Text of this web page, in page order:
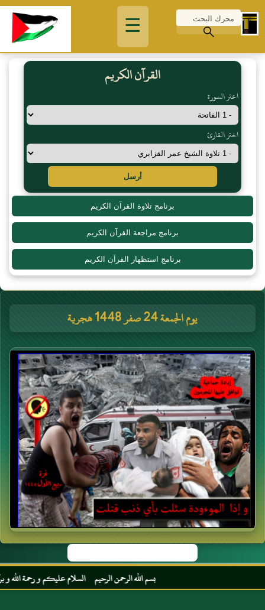
☰
القرآن الكريم
اختر السورة
اختر القارئ
أرسل
برنامج تلاوة القرآن الكريم
برنامج مراجعة القرآن الكريم
برنامج استظهار القرآن الكريم
يوم الجمعة 24 صفر 1448 هجرية
بسم الله الرحمن الرحيم السلام عليكم و رحمة الله و